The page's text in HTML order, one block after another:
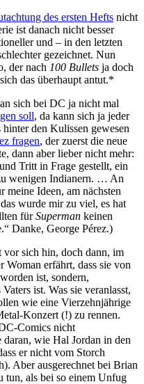
des ersten Hefts nicht
ist danach nicht besser
und – in den letzten
gezeichnet. Nun
der nach 100 Bullets ja doch
das überhaupt antut.*
sich bei DC ja nicht mal
soll, da kann sich ja jeder
den Kulissen gewesen
fragen, der zuerst die neue
dann aber lieber nicht mehr:
Tritt in Frage gestellt, ein
wenigen Indianern. … An
meine Ideen, am nächsten
wurde mir zu viel, es hat
fürSuperman keinen
Danke, George Pérez.)
vor sich hin, doch dann, im
erfährt, dass sie von
ist, sondern,
ist. Was sie veranlasst,
wie eine Vierzehnjährige
Konzert (!) zu rennen.
Comics nicht
wie Hal Jordan in den
er nicht vom Storch
Aber ausgerechnet bei Brian
tun, als bei so einem Unfug